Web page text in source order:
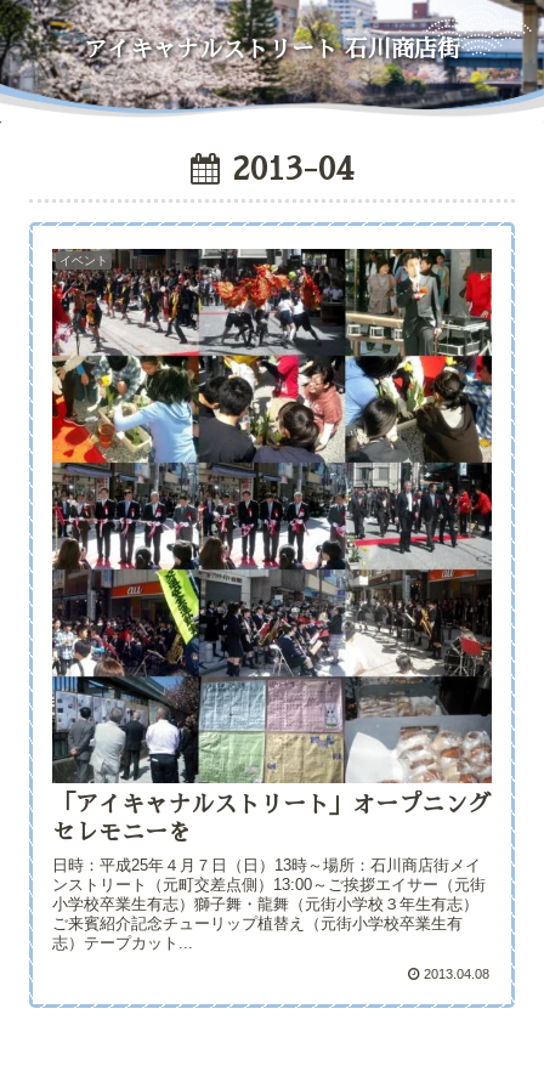
アイキャナルストリート石川商店街
2013-04
イベント
「アイキャナルストリート」オープニング
セレモニーを
日時：平成25年４月７日（日）13時～場所：石川商店街メイ
ンストリート（元町交差点側）13:00～ご挨拶エイサー（元街
小学校卒業生有志）獅子舞・龍舞（元街小学校３年生有志）
ご来賓紹介記念チューリップ植替え（元街小学校卒業生有
志）テープカット...
2013.04.08